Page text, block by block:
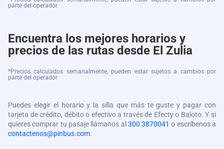
parte del operador
Encuentra los mejores horarios y
precios de las rutas desde El Zulia
*Precios calculados semanalmente, pueden estar sujetos a cambios por
parte del operador
Puedes elegir el horario y la silla que más te guste y pagar con
tarjeta de crédito, débito o efectivo a través de Efecty o Baloto. Y si
quieres comprar tu pasaje llámanos al 300 3870041 o escríbenos a
contactenos@pinbus.com.